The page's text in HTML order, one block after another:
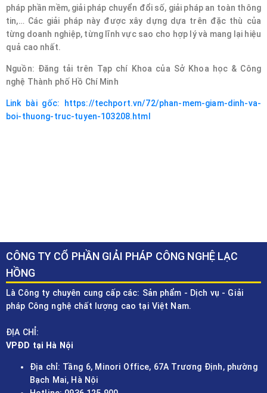
pháp phần mềm, giải pháp chuyển đổi số, giải pháp an toàn thông
tin,… Các giải pháp này được xây dựng dựa trên đặc thù của
từng doanh nghiệp, từng lĩnh vực sao cho hợp lý và mang lại hiệu
quả cao nhất.
Nguồn: Đăng tải trên Tạp chí Khoa của Sở Khoa học & Công
nghệ Thành phố Hồ Chí Minh
Link bài gốc: https://techport.vn/72/phan-mem-giam-dinh-va-
boi-thuong-truc-tuyen-103208.html
CÔNG TY CỔ PHẦN GIẢI PHÁP CÔNG NGHỆ LẠC
HỒNG
Là Công ty chuyên cung cấp các: Sản phẩm - Dịch vụ - Giải
pháp Công nghệ chất lượng cao tại Việt Nam.
ĐỊA CHỈ:
VPĐD tại Hà Nội
Địa chỉ: Tầng 6, Minori Office, 67A Trương Định, phường
Bạch Mai, Hà Nội